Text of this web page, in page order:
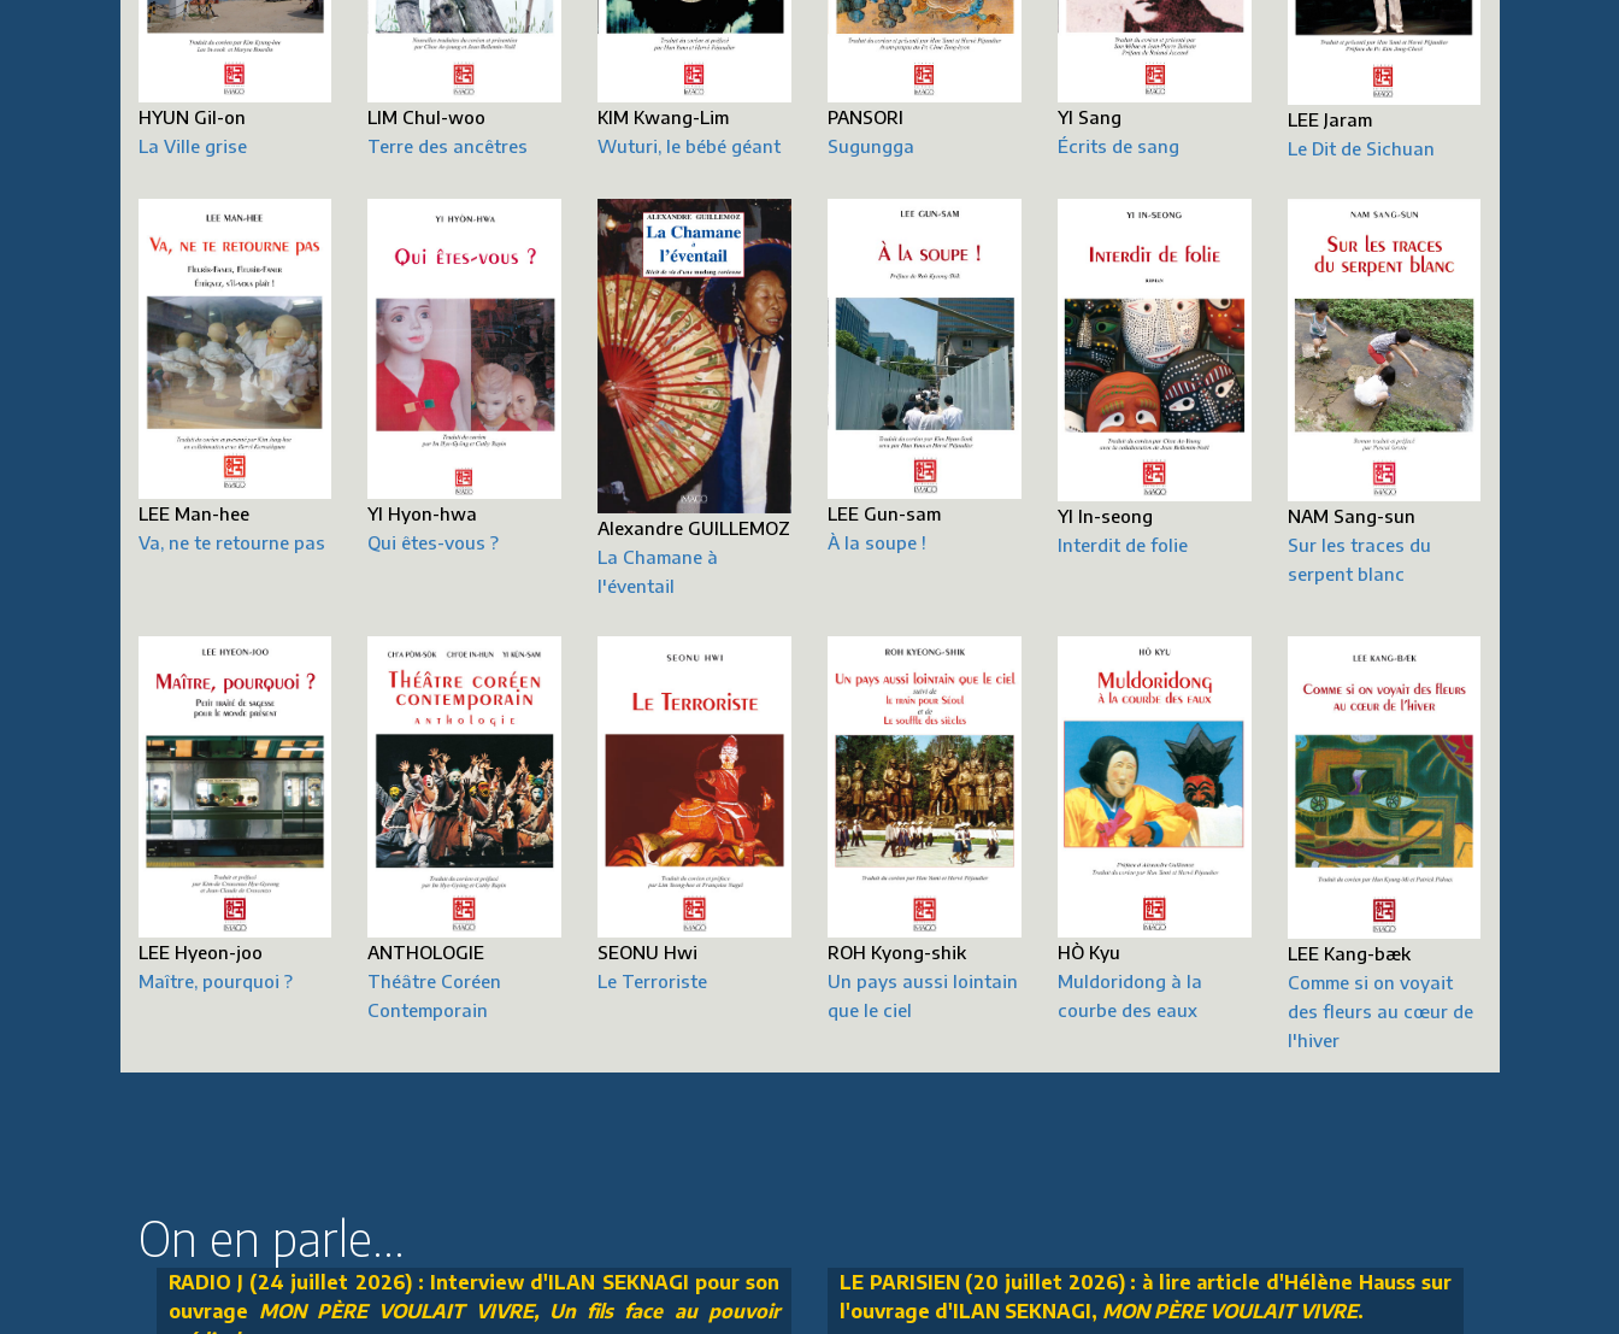
HYUN Gil-on
La Ville grise
LIM Chul-woo
Terre des ancêtres
KIM Kwang-Lim
Wuturi, le bébé géant
PANSORI
Sugungga
YI Sang
Écrits de sang
LEE Jaram
Le Dit de Sichuan
LEE Man-hee
Va, ne te retourne pas
YI Hyon-hwa
Qui êtes-vous ?
Alexandre GUILLEMOZ
La Chamane à
l'éventail
LEE Gun-sam
À la soupe !
YI In-seong
Interdit de folie
NAM Sang-sun
Sur les traces du
serpent blanc
LEE Hyeon-joo
Maître, pourquoi ?
ANTHOLOGIE
Théâtre Coréen
Contemporain
SEONU Hwi
Le Terroriste
ROH Kyong-shik
Un pays aussi lointain
que le ciel
HÒ Kyu
Muldoridong à la
courbe des eaux
LEE Kang-bæk
Comme si on voyait
des fleurs au cœur de
l'hiver
On en parle...
RADIO J (24 juillet 2026) : Interview d'ILAN SEKNAGI pour son
ouvrage MON PÈRE VOULAIT VIVRE, Un fils face au pouvoir
LE PARISIEN (20 juillet 2026) : à lire article d'Hélène Hauss sur
l'ouvrage d'ILAN SEKNAGI, MON PÈRE VOULAIT VIVRE.